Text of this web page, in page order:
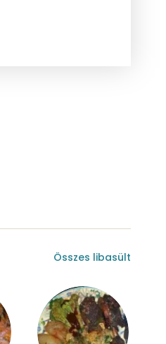
1.7 g
0 mg
0 mg
Összes libasült